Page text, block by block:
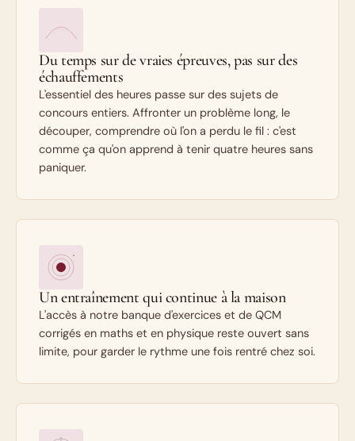
Du temps sur de vraies épreuves, pas sur des
échauffements
L'essentiel des heures passe sur des sujets de
concours entiers. Affronter un problème long, le
découper, comprendre où l'on a perdu le fil : c'est
comme ça qu'on apprend à tenir quatre heures sans
paniquer.
Un entraînement qui continue à la maison
L'accès à notre banque d'exercices et de QCM
corrigés en maths et en physique reste ouvert sans
limite, pour garder le rythme une fois rentré chez soi.